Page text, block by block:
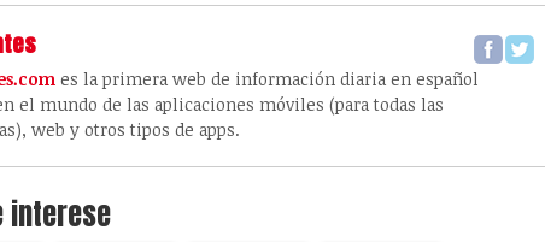
es la primera web de información diaria en español
el mundo de las aplicaciones móviles (para todas las
web y otros tipos de apps.
interese